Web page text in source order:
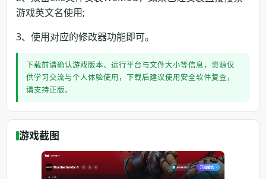
游戏英文名使用;
3、使用对应的修改器功能即可。
下载前请确认游戏版本、运行平台与文件大小等信息，资源仅
供学习交流与个人体验使用，下载后建议使用安全软件复查，
请支持正版。
游戏截图